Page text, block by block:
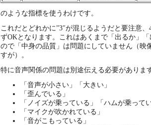
のような指標を使うわけです。
これだとどれかに”3″が混じるようだと要注意
ずOKとなります。これはあくまで「出るか」
ので「中身の品質」は問題にしていません（映
すが）。
特に音声関係の問題は別途伝える必要がありま
「音声が小さい」「大きい」
「歪んでいる」
「ノイズが乗っている」「ハムが乗って
「マイクが吹かれている」
「音がこもっている」